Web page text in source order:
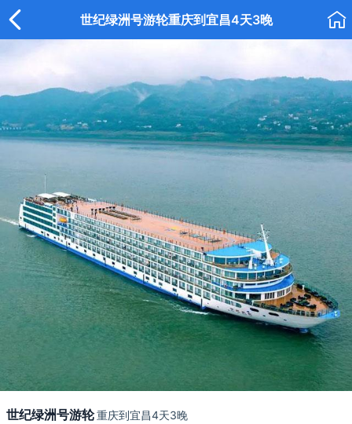
 世纪绿洲号游轮重庆到宜昌4天3晚 
世纪绿洲号游轮重庆到宜昌4天3晚